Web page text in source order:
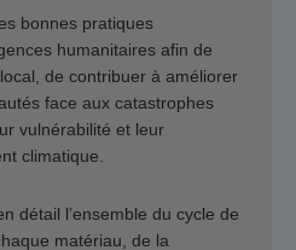
bonnes pratiques
humanitaires afin de
de contribuer à améliorer
face aux catastrophes
vulnérabilité et leur
climatique.
détail l’ensemble du cycle de
matériau, de la